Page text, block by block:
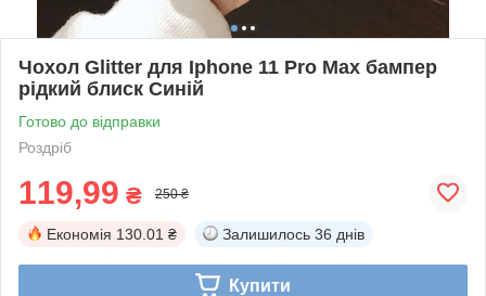
Чохол Glitter для Iphone 11 Pro Max бампер
рідкий блиск Синій
Готово до відправки
Роздріб
119,99 ₴ 250 ₴
Економія 130.01 ₴ Залишилось 36 днів
Купити